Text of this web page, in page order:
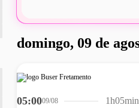
domingo, 09 de
05:0009/08 1h05min